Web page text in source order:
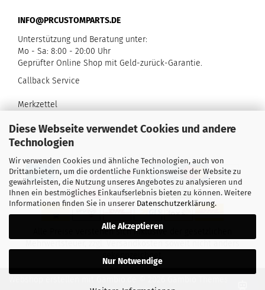
Diese Webseite verwendet Cookies und andere
Technologien
Wir verwenden Cookies und ähnliche Technologien, auch von
Drittanbietern, um die ordentliche Funktionsweise der Website zu
gewährleisten, die Nutzung unseres Angebotes zu analysieren und
Ihnen ein bestmögliches Einkaufserlebnis bieten zu können. Weitere
Informationen finden Sie in unserer Datenschutzerklärung.
Alle Akzeptieren
Nur Notwendige
INFO@PRCUSTOMPARTS.DE
Unterstützung und Beratung unter:
Mo - Sa: 8:00 - 20:00 Uhr
Geprüfter Online Shop mit Geld-zurück-Garantie.
Callback Service
Merkzettel
Kontaktformular
Alle Preise verstehen sich inklusive der gesetzlichen
gekennzeichnet.